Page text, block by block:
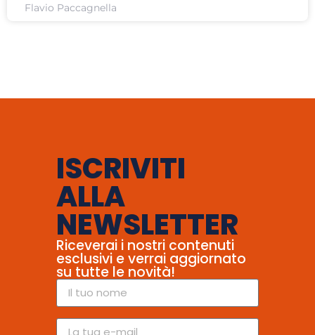
Flavio Paccagnella
ISCRIVITI
ALLA
NEWSLETTER
Riceverai i nostri contenuti
esclusivi e verrai aggiornato
su tutte le novità!